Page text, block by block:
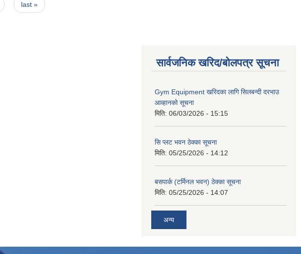
last »
सार्वजनिक खरिद/बोलपत्र सूचना
Gym Equipment खरिदका लागि सिलबन्दी दरभाउ
आव्हानको सूचना
मिति: 06/03/2026 - 15:15
सि प्लट भवन ठेक्का सूचना
मिति: 05/25/2026 - 14:12
बसपार्क (टर्मिनल भवन) ठेक्का सूचना
मिति: 05/25/2026 - 14:07
अन्य